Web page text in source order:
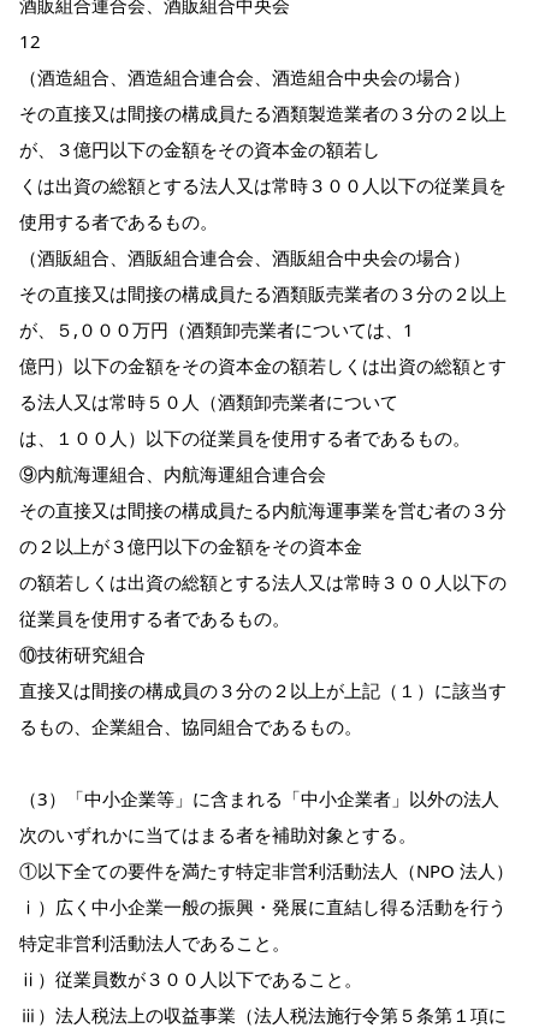
12
（酒造組合、酒造組合連合会、酒造組合中央会の場合）
その直接又は間接の構成員たる酒類製造業者の３分の２以上
が、３億円以下の金額をその資本金の額若し
くは出資の総額とする法人又は常時３００人以下の従業員を
使用する者であるもの。
（酒販組合、酒販組合連合会、酒販組合中央会の場合）
その直接又は間接の構成員たる酒類販売業者の３分の２以上
が、５,０００万円（酒類卸売業者については、1
億円）以下の金額をその資本金の額若しくは出資の総額とす
る法人又は常時５０人（酒類卸売業者について
は、１００人）以下の従業員を使用する者であるもの。
⑨内航海運組合、内航海運組合連合会
その直接又は間接の構成員たる内航海運事業を営む者の３分
の２以上が３億円以下の金額をその資本金
の額若しくは出資の総額とする法人又は常時３００人以下の
従業員を使用する者であるもの。
⑩技術研究組合
直接又は間接の構成員の３分の２以上が上記（１）に該当す
るもの、企業組合、協同組合であるもの。
（3）「中小企業等」に含まれる「中小企業者」以外の法人
次のいずれかに当てはまる者を補助対象とする。
①以下全ての要件を満たす特定非営利活動法人（NPO 法人）
ⅰ）広く中小企業一般の振興・発展に直結し得る活動を行う
特定非営利活動法人であること。
ⅱ）従業員数が３００人以下であること。
ⅲ）法人税法上の収益事業（法人税法施行令第５条第１項に